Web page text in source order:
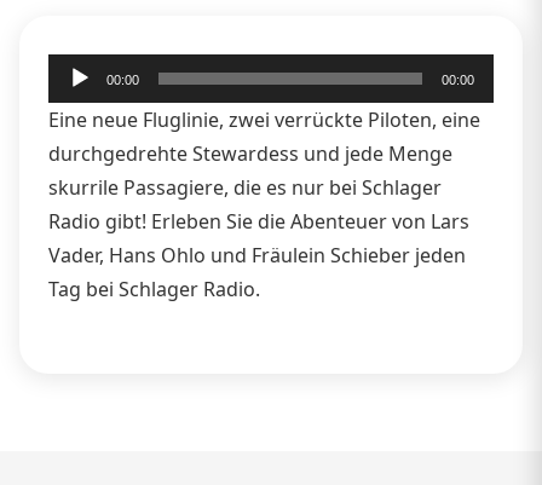
Audio-
Player
00:00 00:00
Eine neue Fluglinie, zwei verrückte Piloten, eine
durchgedrehte Stewardess und jede Menge
skurrile Passagiere, die es nur bei Schlager
Radio gibt! Erleben Sie die Abenteuer von Lars
Vader, Hans Ohlo und Fräulein Schieber jeden
Tag bei Schlager Radio.